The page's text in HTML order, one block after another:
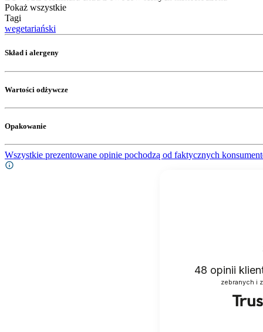
Pokaż wszystkie
Tagi
wegetariański
Skład i alergeny
Wartości odżywcze
Opakowanie
Wszystkie prezentowane opinie pochodzą od faktycznych
48 opinii
zebranych i